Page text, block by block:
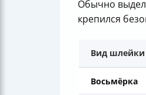
Обычно
крепился
Вид шлейки
Восьмёрка